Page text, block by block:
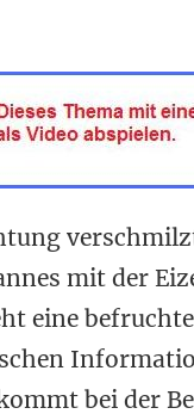
mit der
eine
bei der